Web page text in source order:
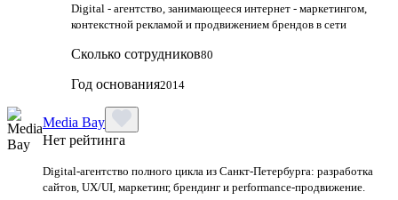
Digital - агентство, занимающееся интернет - маркетингом,
контекстной рекламой и продвижением брендов в сети
Сколько сотрудников80
Год основания2014
Media Bay
Нет рейтинга
Digital‑агентство полного цикла из Санкт‑Петербурга: разработка
сайтов, UX/UI, маркетинг, брендинг и performance‑продвижение.